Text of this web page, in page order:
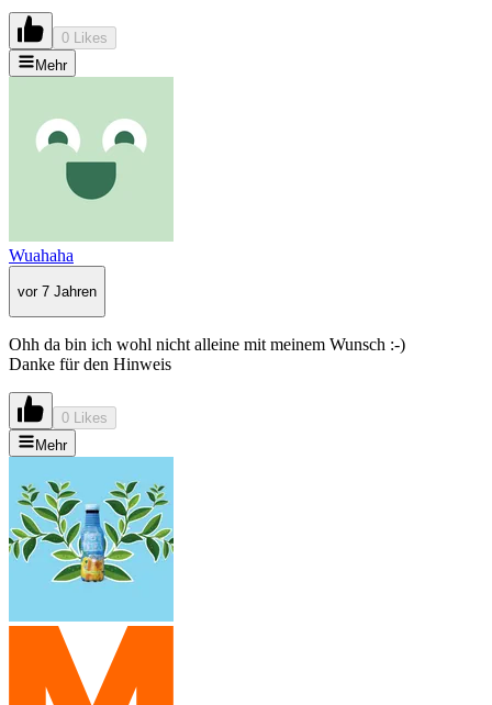
0 Likes
Mehr
Wuahaha
vor 7 Jahren
Ohh da bin ich wohl nicht alleine mit meinem Wunsch :-)
Danke für den Hinweis
0 Likes
Mehr